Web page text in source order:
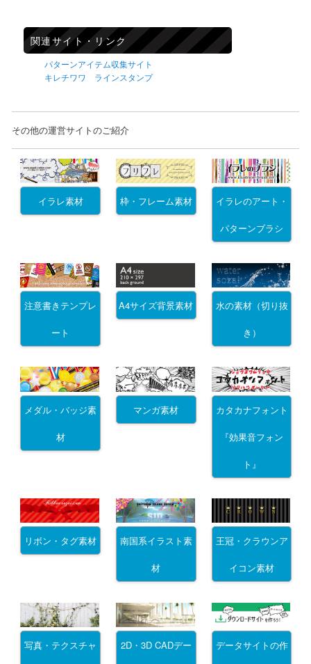
関連サイト・リンク
パターンアイテム収集サイト
キレチワワ ラインスタンプ
その他の運営サイトのご紹介
イラレ素材 枠・フレーム素材 イラレのアート・
パターンブラシ
注意書きテンプレ
ート
A4サイズ背景素材 水の素材（切り抜
き）
メダル・バッジ素
材
マンガ素材 カタカナフォント
『効果音フォン
ト』
リボン・タグ素材 南国系イラスト素
材
王冠・クラウンア
イコン素材
写真・テクスチャ 2D・3D CADデー データサイトの作